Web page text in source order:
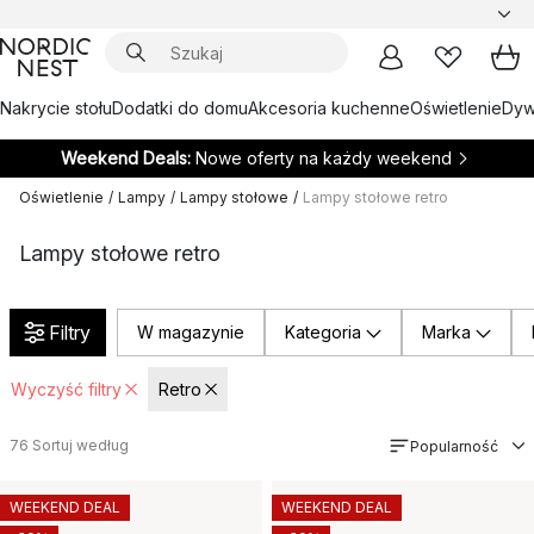
Nakrycie stołuDodatki do domuAkcesoria kuchenneOświetlenie
Weekend Deals: Nowe oferty na każdy weekend
Oświetlenie / Lampy / Lampy stołowe / Lampy stołowe retro
Lampy stołowe retro
Filtry W magazynie Kategoria Marka
Wyczyść filtry Retro
76 Sortuj według Popularność
WEEKEND DEAL
WEEKEND DEAL